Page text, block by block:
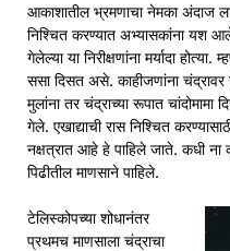
आकाशातील भ्रमणाचा नेमका अंदाज
निश्चित करण्यात अभ्यासकांना यश
गेलेल्या या निरीक्षणांना मर्यादा
ससा दिसत असे. काहीजणांना
मुलांना तर चंद्राच्या रूपात चांदोमामा
गेले. एखाद्याची रास निश्चित
नक्षत्रात आहे हे पाहिले जाते. कधी
पिढीतील माणसाने पाहिले.
टेलिस्कोपच्या शोधानंतर
प्रथमच माणसाला चंद्राचा